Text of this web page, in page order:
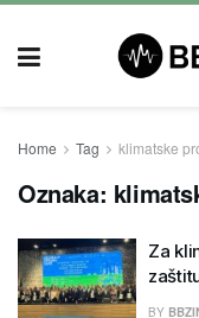
Home Tag klimatske
Oznaka:
Za
BY